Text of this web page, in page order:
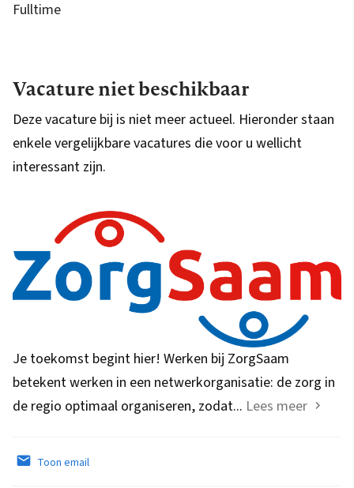
Fulltime
Vacature niet beschikbaar
Deze vacature bij is niet meer actueel. Hieronder staan
enkele vergelijkbare vacatures die voor u wellicht
interessant zijn.
Je toekomst begint hier! Werken bij ZorgSaam
betekent werken in een netwerkorganisatie: de zorg in
de regio optimaal organiseren, zodat... Lees meer
Toon email